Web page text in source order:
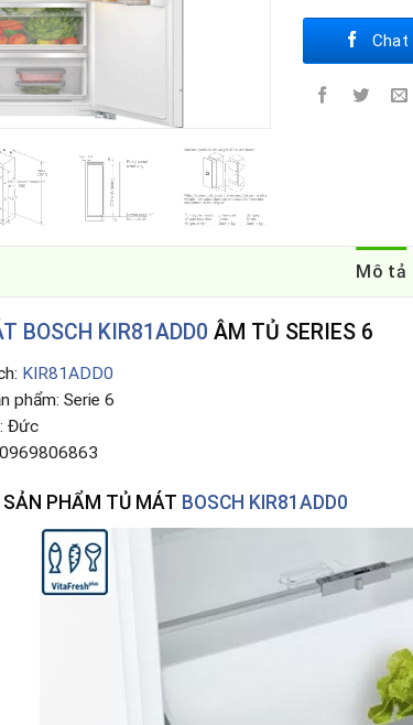
Chat
Mô tả
BOSCH KIR81ADD0 ÂM TỦ SERIES 6
KIR81ADD0
phẩm: Serie 6
Đức
PHẨM TỦ MÁT BOSCH KIR81ADD0